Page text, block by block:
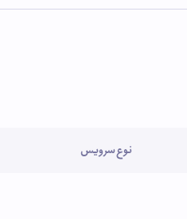
نوع سرویس